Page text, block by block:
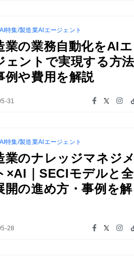
特集/製造業AIエージェント
業の業務自動化をAIエ
ェントで実現する方法
例や費用を解説
31
特集/製造業AIエージェント
業のナレッジマネジメ
×AI｜SECIモデルと全
開の進め方・事例を解
28